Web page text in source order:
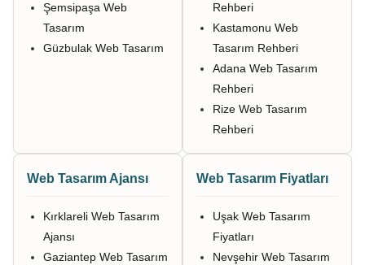
Şemsipaşa Web
Tasarım
Güzbulak Web Tasarım
Rehberi
Kastamonu Web
Tasarım Rehberi
Adana Web Tasarım
Rehberi
Rize Web Tasarım
Rehberi
Web Tasarım Ajansı
Kırklareli Web Tasarım
Ajansı
Gaziantep Web Tasarım
Web Tasarım Fiyatları
Uşak Web Tasarım
Fiyatları
Nevşehir Web Tasarım